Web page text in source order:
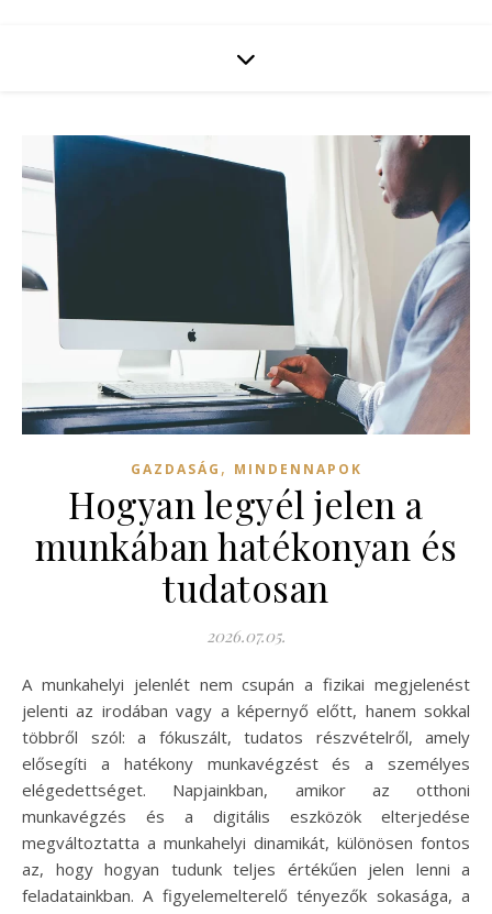
GAZDASÁG , MINDENNAPOK
Hogyan legyél jelen a
munkában hatékonyan és
tudatosan
2026.07.05.
A munkahelyi jelenlét nem csupán a fizikai megjelenést
jelenti az irodában vagy a képernyő előtt, hanem sokkal
többről szól: a fókuszált, tudatos részvételről, amely
elősegíti a hatékony munkavégzést és a személyes
elégedettséget. Napjainkban, amikor az otthoni
munkavégzés és a digitális eszközök elterjedése
megváltoztatta a munkahelyi dinamikát, különösen fontos
az, hogy hogyan tudunk teljes értékűen jelen lenni a
feladatainkban. A figyelemelterelő tényezők sokasága, a